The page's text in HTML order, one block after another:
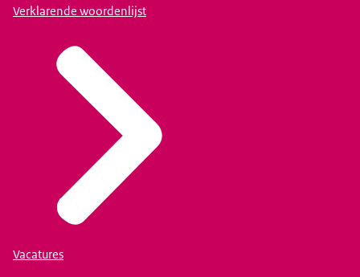
Verklarende woordenlijst
Vacatures